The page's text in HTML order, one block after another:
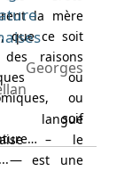
la mère
que ce soit
raisons
ou
ou
soif
– le
— est une